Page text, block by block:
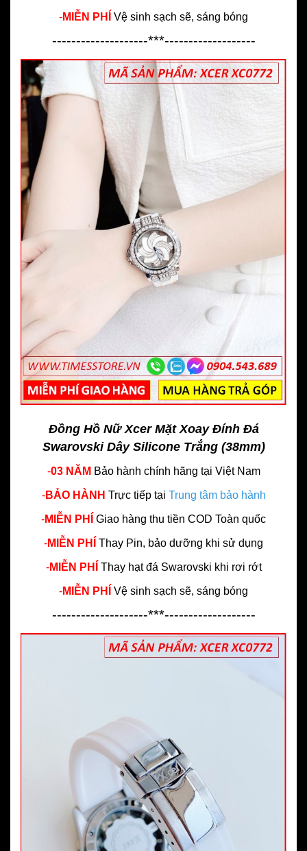
-MIỄN PHÍ Vệ sinh sạch sẽ, sáng bóng
--------------------***-------------------
Đồng Hồ Nữ Xcer Mặt Xoay Đính Đá
Swarovski Dây Silicone Trắng (38mm)
-03 NĂM Bảo hành chính hãng tại Việt Nam
-BẢO HÀNH Trực tiếp tại Trung tâm bảo hành
-MIỄN PHÍ Giao hàng thu tiền COD Toàn quốc
-MIỄN PHÍ Thay Pin, bảo dưỡng khi sử dụng
-MIỄN PHÍ Thay hạt đá Swarovski khi rơi rớt
-MIỄN PHÍ Vệ sinh sạch sẽ, sáng bóng
--------------------***-------------------